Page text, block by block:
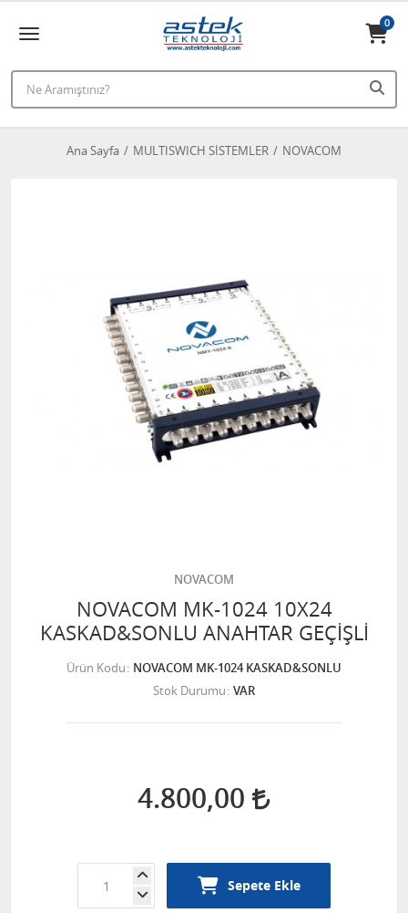
0
Ana Sayfa MULTISWICH SİSTEMLER NOVACOM
NOVACOM
NOVACOM MK-1024 10X24
KASKAD&SONLU ANAHTAR GEÇİŞLİ
Ürün Kodu NOVACOM MK-1024 KASKAD&SONLU
Stok Durumu VAR
4.800,00
Sepete Ekle